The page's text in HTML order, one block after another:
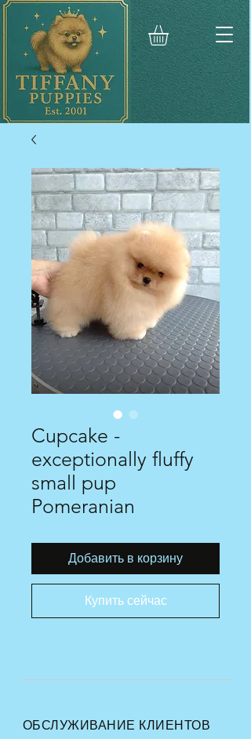
Cupcake -
exceptionally fluffy
small pup
Pomeranian
Добавить в корзину
Купить сейчас
ОБСЛУЖИВАНИЕ КЛИЕНТОВ